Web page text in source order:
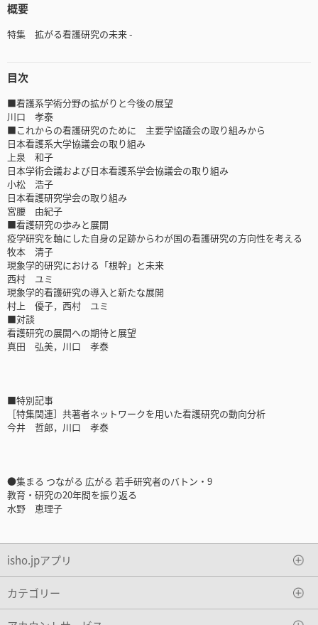
概要
特集 拡がる看護研究の未来 -
目次
■看護系学術分野の拡がりと今後の展望
川口 孝泰
■これからの看護研究のために 主要学協議会の取り組みから
日本看護系大学協議会の取り組み
上泉 和子
日本学術会議および日本看護系学会協議会の取り組み
小松 浩子
日本看護研究学会の取り組み
宮腰 由紀子
■看護研究の歩みと展開
疫学研究を軸にした自身の足跡からわが国の看護研究の方向性を考える
牧本 清子
現象学的研究における「根幹」と未来
西村 ユミ
現象学的看護研究の導入と新たな展開
村上 優子，西村 ユミ
■対談
看護研究の展開への期待と展望
真田 弘美，川口 孝泰
■特別記事
［特集関連］共著者ネットワークを用いた看護研究の動向分析
今井 哲郎，川口 孝泰
●集まる つながる 広がる 若手研究者のバトン・9
教育・研究の20年間を振り返る
水野 恵理子
isho.jpアプリ
カテゴリー